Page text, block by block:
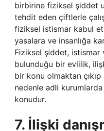
birbirine fiziksel şiddet
tehdit eden çiftlerle
fiziksel istismar kabul
yasalara ve insanlığa
Fiziksel şiddet,
bulunduğu bir evlilik, ilişki
bir konu olmaktan
nedenle adli kurumlarda
konudur.
7. İlişki